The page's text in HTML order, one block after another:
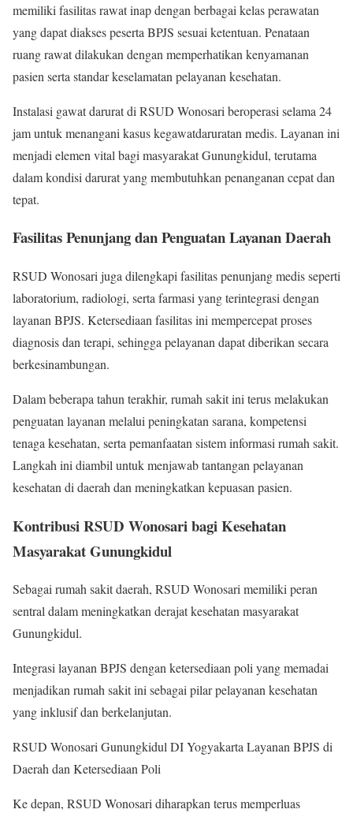
memiliki fasilitas rawat inap dengan berbagai kelas perawatan
yang dapat diakses peserta BPJS sesuai ketentuan. Penataan
ruang rawat dilakukan dengan memperhatikan kenyamanan
pasien serta standar keselamatan pelayanan kesehatan.
Instalasi gawat darurat di RSUD Wonosari beroperasi selama 24
jam untuk menangani kasus kegawatdaruratan medis. Layanan ini
menjadi elemen vital bagi masyarakat Gunungkidul, terutama
dalam kondisi darurat yang membutuhkan penanganan cepat dan
tepat.
Fasilitas Penunjang dan Penguatan Layanan Daerah
RSUD Wonosari juga dilengkapi fasilitas penunjang medis seperti
laboratorium, radiologi, serta farmasi yang terintegrasi dengan
layanan BPJS. Ketersediaan fasilitas ini mempercepat proses
diagnosis dan terapi, sehingga pelayanan dapat diberikan secara
berkesinambungan.
Dalam beberapa tahun terakhir, rumah sakit ini terus melakukan
penguatan layanan melalui peningkatan sarana, kompetensi
tenaga kesehatan, serta pemanfaatan sistem informasi rumah sakit.
Langkah ini diambil untuk menjawab tantangan pelayanan
kesehatan di daerah dan meningkatkan kepuasan pasien.
Kontribusi RSUD Wonosari bagi Kesehatan
Masyarakat Gunungkidul
Sebagai rumah sakit daerah, RSUD Wonosari memiliki peran
sentral dalam meningkatkan derajat kesehatan masyarakat
Gunungkidul.
Integrasi layanan BPJS dengan ketersediaan poli yang memadai
menjadikan rumah sakit ini sebagai pilar pelayanan kesehatan
yang inklusif dan berkelanjutan.
RSUD Wonosari Gunungkidul DI Yogyakarta Layanan BPJS di
Daerah dan Ketersediaan Poli
Ke depan, RSUD Wonosari diharapkan terus memperluas